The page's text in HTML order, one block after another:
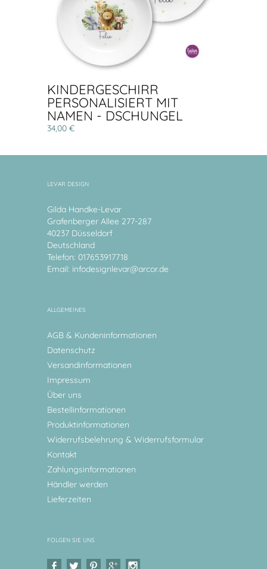
KINDERGESCHIRR
PERSONALISIERT MIT
NAMEN - DSCHUNGEL
34,00 €
LEVAR DESIGN
Gilda Handke-Levar
Grafenberger Allee 277-287
40237 Düsseldorf
Deutschland
Telefon: 017653917718
Email: infodesignlevar@arcor.de
ALLGEMEINES
AGB & Kundeninformationen
Datenschutz
Versandinformationen
Impressum
Über uns
Bestellinformationen
Produktinformationen
Widerrufsbelehrung & Widerrufsformular
Kontakt
Zahlungsinformationen
Händler werden
Lieferzeiten
FOLGEN SIE UNS